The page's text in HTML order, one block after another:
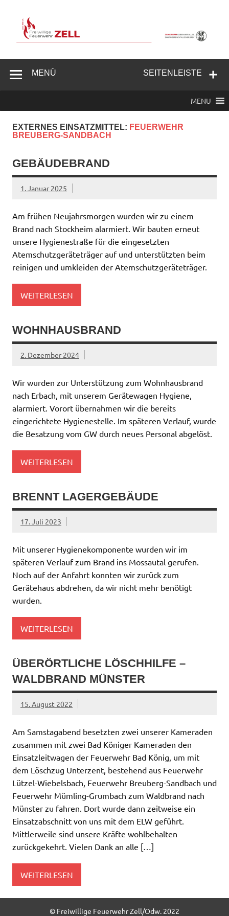
springen
Feuerwehr
SEITENLEISTE
MENÜ
MENU
EXTERNES EINSATZMITTEL: FEUERWEHR
BREUBERG-SANDBACH
GEBÄUDEBRAND
1. Januar 2025
Am frühen Neujahrsmorgen wurden wir zu einem
Brand nach Stockheim alarmiert. Wir bauten erneut
unsere Hygienestraße für die eingesetzten
Atemschutzgeräteträger auf und unterstützten beim
reinigen und umkleiden der Atemschutzgeräteträger.
WEITERLESEN
WOHNHAUSBRAND
2. Dezember 2024
Wir wurden zur Unterstützung zum Wohnhausbrand
nach Erbach, mit unserem Gerätewagen Hygiene,
alarmiert. Vorort übernahmen wir die bereits
eingerichtete Hygienestelle. Im späteren Verlauf, wurde
die Besatzung vom GW durch neues Personal abgelöst.
WEITERLESEN
BRENNT LAGERGEBÄUDE
17. Juli 2023
Mit unserer Hygienekomponente wurden wir im
späteren Verlauf zum Brand ins Mossautal gerufen.
Noch auf der Anfahrt konnten wir zurück zum
Gerätehaus abdrehen, da wir nicht mehr benötigt
wurden.
WEITERLESEN
ÜBERÖRTLICHE LÖSCHHILFE –
WALDBRAND MÜNSTER
15. August 2022
Am Samstagabend besetzten zwei unserer Kameraden
zusammen mit zwei Bad Königer Kameraden den
Einsatzleitwagen der Feuerwehr Bad König, um mit
dem Löschzug Unterzent, bestehend aus Feuerwehr
Lützel-Wiebelsbach, Feuerwehr Breuberg-Sandbach und
Feuerwehr Mümling-Grumbach zum Waldbrand nach
Münster zu fahren. Dort wurde dann zeitweise ein
Einsatzabschnitt von uns mit dem ELW geführt.
Mittlerweile sind unsere Kräfte wohlbehalten
zurückgekehrt. Vielen Dank an alle […]
WEITERLESEN
© Freiwillige Feuerwehr Zell/Odw. 2022